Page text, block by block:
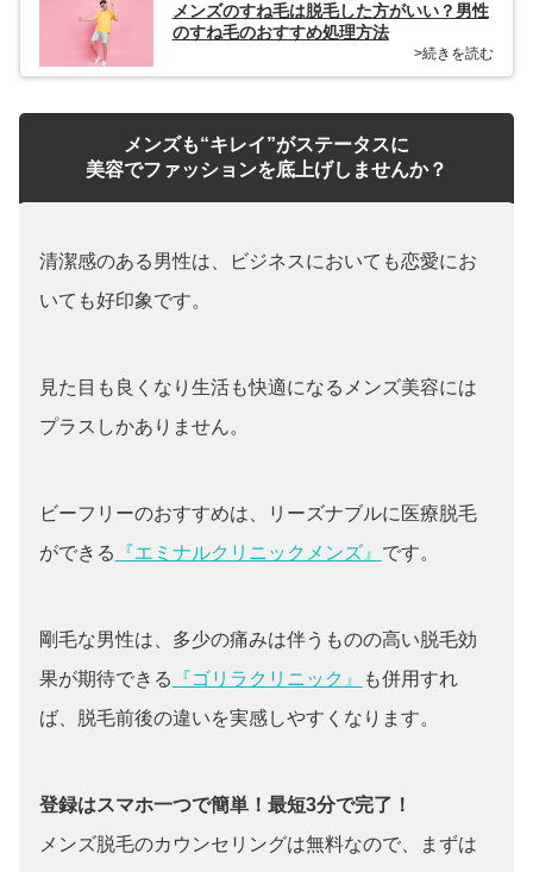
メンズのすね毛は脱毛した方がいい？男性
のすね毛のおすすめ処理方法
>続きを読む
メンズも“キレイ”がステータスに
美容でファッションを底上げしませんか？
清潔感のある男性は、ビジネスにおいても恋愛にお
いても好印象です。
見た目も良くなり生活も快適になるメンズ美容には
プラスしかありません。
ビーフリーのおすすめは、リーズナブルに医療脱毛
ができる 『エミナルクリニックメンズ』 です。
剛毛な男性は、多少の痛みは伴うものの高い脱毛効
果が期待できる 『ゴリラクリニック』
も併用すれ
ば、脱毛前後の違いを実感しやすくなります。
登録はスマホ一つで簡単！最短3分で完了！
メンズ脱毛のカウンセリングは無料なので、まずは